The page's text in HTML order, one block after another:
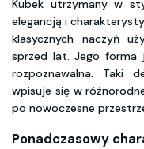
Kubek utrzymany w
elegancją i
klasycznych naczyń
sprzed lat. Jego forma
rozpoznawalna. Taki
wpisuje się w
po nowoczesne
Ponadczasowy